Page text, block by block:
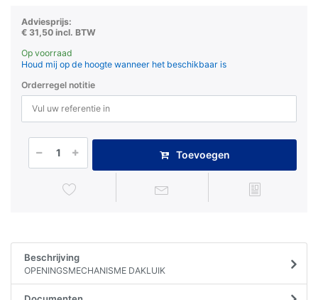
Adviesprijs:
€ 31,50 incl. BTW
Op voorraad
Houd mij op de hoogte wanneer het beschikbaar is
Orderregel notitie
Toevoegen
Beschrijving
OPENINGSMECHANISME DAKLUIK